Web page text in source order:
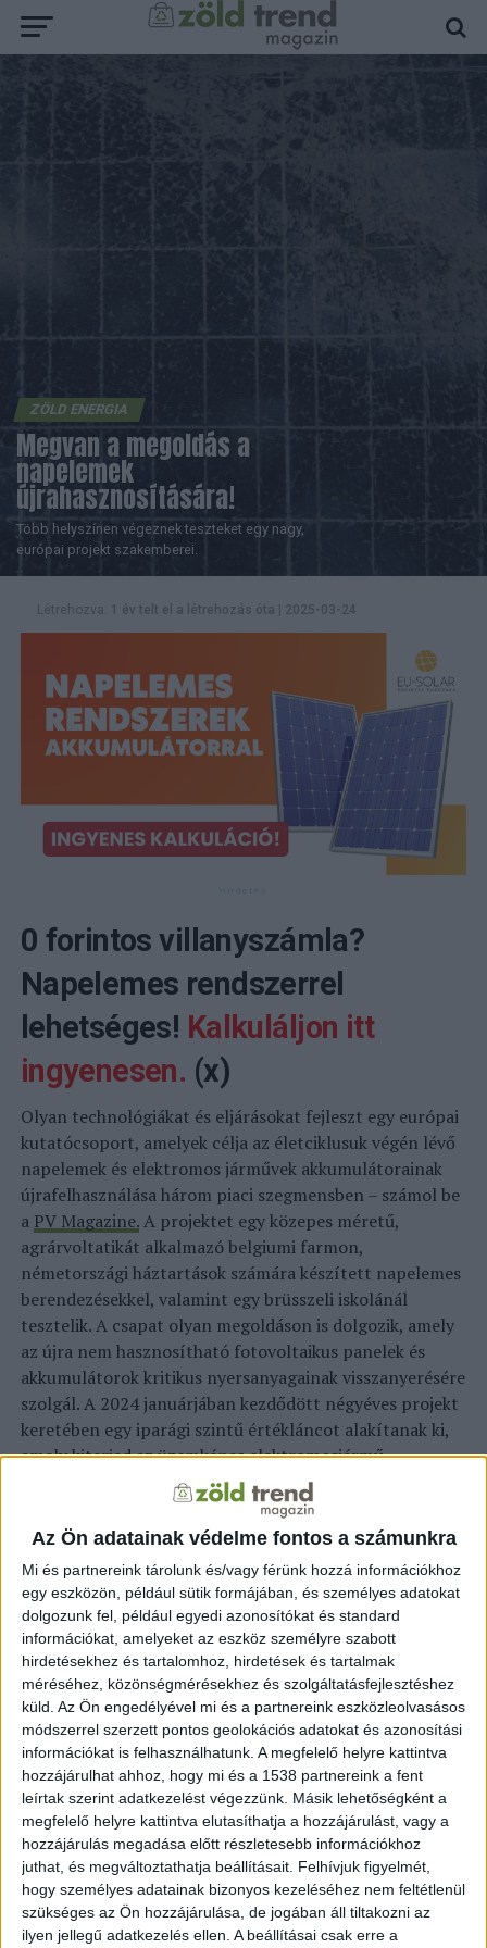
Az Ön adatainak védelme fontos a számunkra
Mi és partnereink tárolunk és/vagy férünk hozzá információkhoz
egy eszközön, például sütik formájában, és személyes adatokat
dolgozunk fel, például egyedi azonosítókat és standard
információkat, amelyeket az eszköz személyre szabott
hirdetésekhez és tartalomhoz, hirdetések és tartalmak
méréséhez, közönségmérésekhez és szolgáltatásfejlesztéshez
küld. Az Ön engedélyével mi és a partnereink eszközleolvasásos
módszerrel szerzett pontos geolokációs adatokat és azonosítási
információkat is felhasználhatunk. A megfelelő helyre kattintva
hozzájárulhat ahhoz, hogy mi és a 1538 partnereink a fent
leírtak szerint adatkezelést végezzünk. Másik lehetőségként a
megfelelő helyre kattintva elutasíthatja a hozzájárulást, vagy a
hozzájárulás megadása előtt részletesebb információkhoz
juthat, és megváltoztathatja beállításait. Felhívjuk figyelmét,
hogy személyes adatainak bizonyos kezeléséhez nem feltétlenül
szükséges az Ön hozzájárulása, de jogában áll tiltakozni az
ilyen jellegű adatkezelés ellen. A beállításai csak erre a
ZÖLD ENERGIA
Megvan a megoldás a
napelemek
újrahasznosítására!
Több helyszínen végeznek teszteket egy nagy,
európai projekt szakemberei.
Létrehozva: 1 év telt el a létrehozás óta 2025-03-24
0 forintos villanyszámla?
Napelemes rendszerrel
lehetséges! Kalkuláljon itt
ingyenesen. (x)
Olyan technológiákat és eljárásokat fejleszt egy európai
kutatócsoport, amelyek célja az életciklusuk végén lévő
napelemek és elektromos járművek akkumulátorainak
újrafelhasználása három piaci szegmensben – számol be
a PV Magazine.A projektet egy közepes méretű,
agrárvoltatikát alkalmazó belgiumi farmon,
németországi háztartások számára készített napelemes
berendezésekkel, valamint egy brüsszeli iskolánál
tesztelik. A csapat olyan megoldáson is dolgozik, amely
az újra nem hasznosítható fotovoltaikus panelek és
akkumulátorok kritikus nyersanyagainak visszanyerésére
szolgál. A 2024 januárjában kezdődött négyéves projekt
keretében egy iparági szintű értékláncot alakítanak ki,
amely kiterjed az üzemképes elektromosjármű-
akkumulátorok és fotovoltaikus panelek begyűjtésére,
logisztikájára, jellemzésére, válogatására és
újrafelhasználására. Emellett bemutatja az
újrafelhasználásra nem alkalmas panelekből és
akkumulátorokból származó kritikus nyersanyagok
hatékony feldolgozását, finomítását és tisztítását.
A munka során optimalizálni és csökkenteni kell a
folyamatok költségeit, például az akkumulátorok
szétszerelését, válogatását, tanúsítását, tesztelését,
újrafelhasználását és garanciavállalását. Egy másik
kutatási terület a napelemes panelek újrahasznosító
soraiból visszanyert üveg kiválasztásával és tisztításával
kapcsolatos lépések javítása. A projekt a modulokat a
francia Soren környezetvédelmi ügynökségtől szerzi be.
A csapat szóvivője szerint a három felhasználási
lehetőség terveit már bemutatták, többek között az
értékjavaslatot és a műszaki specifikációkat is